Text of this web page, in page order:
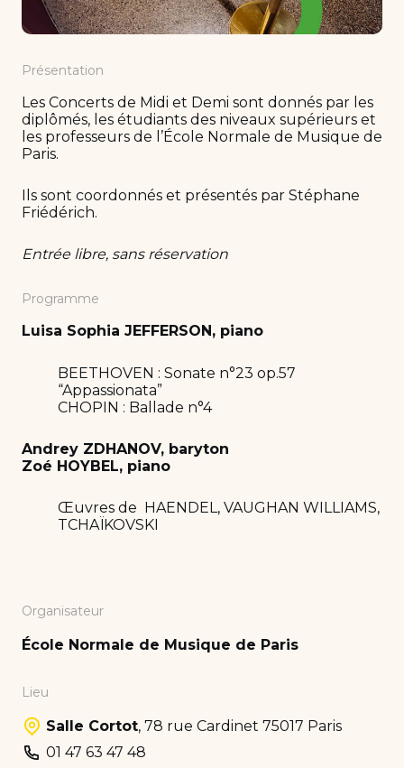
Présentation
Les Concerts de Midi et Demi sont donnés par les
diplômés, les étudiants des niveaux supérieurs et
les professeurs de l’École Normale de Musique de
Paris.
Ils sont coordonnés et présentés par Stéphane
Friédérich.
Entrée libre, sans réservation
Programme
Luisa Sophia JEFFERSON, piano
BEETHOVEN : Sonate n°23 op.57
“Appassionata”
CHOPIN : Ballade n°4
Andrey ZDHANOV, baryton
Zoé HOYBEL, piano
Œuvres de HAENDEL, VAUGHAN WILLIAMS,
TCHAÏKOVSKI
Organisateur
École Normale de Musique de Paris
Lieu
Salle Cortot, 78 rue Cardinet 75017 Paris
01 47 63 47 48